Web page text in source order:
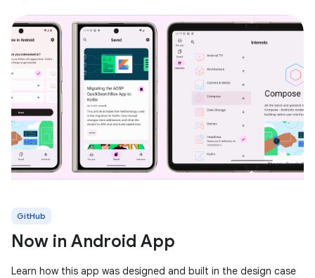
GitHub
Now in Android App
Learn how this app was designed and built in the design case